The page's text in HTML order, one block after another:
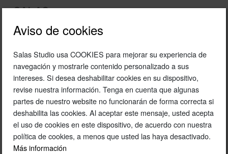
2009
Silla y taburete Clip
Uno Design
Aviso de cookies
Salas Studio usa COOKIES para mejorar su experiencia de
navegación y mostrarle contenido personalizado a sus
intereses. Si desea deshabilitar cookies en su dispositivo,
revise nuestra información. Tenga en cuenta que algunas
partes de nuestro website no funcionarán de forma correcta si
deshabilita las cookies. Al aceptar este mensaje, usted acepta
el uso de cookies en este dispositivo, de acuerdo con nuestra
política de cookies, a menos que usted las haya desactivado.
Más información